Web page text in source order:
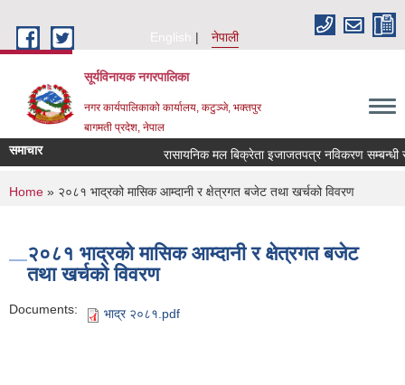
English
नेपाली
सूर्यविनायक नगरपालिका
नगर कार्यपालिकाको कार्यालय, कटुञ्जे, भक्तपुर
बागमती प्रदेश, नेपाल
समाचार रासायनिक मल बिक्रेता इजाजतपत्र नविकरण सम्बन्धी
You are here
Home » २०८१ भाद्रको मासिक आम्दानी र क्षेत्रगत बजेट तथा खर्चको विवरण
२०८१ भाद्रको मासिक आम्दानी र क्षेत्रगत बजेट
तथा खर्चको विवरण
Documents: भाद्र २०८१.pdf